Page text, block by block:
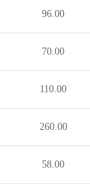
96.00
70.00
110.00
260.00
58.00